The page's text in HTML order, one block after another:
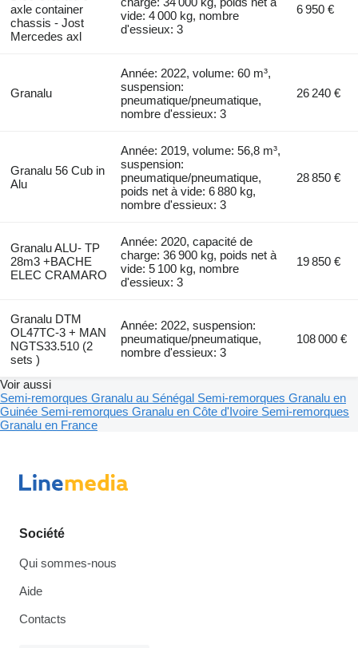
axle container
chassis - Jost
Mercedes axl
vide: 4 000 kg, nombre
d'essieux: 3
6 950 €
Granalu
Année: 2022, volume: 60 m³,
suspension:
pneumatique/pneumatique,
nombre d'essieux: 3
26 240 €
Granalu 56 Cub in
Alu
Année: 2019, volume: 56,8 m³,
suspension:
pneumatique/pneumatique,
poids net à vide: 6 880 kg,
nombre d'essieux: 3
28 850 €
Granalu ALU- TP
28m3 +BACHE
ELEC CRAMARO
Année: 2020, capacité de
charge: 36 900 kg, poids net à
vide: 5 100 kg, nombre
d'essieux: 3
19 850 €
Granalu DTM
OL47TC-3 + MAN
NGTS33.510 (2
sets )
Année: 2022, suspension:
pneumatique/pneumatique,
nombre d'essieux: 3
108 000 €
Voir aussi
Semi-remorques Granalu au Sénégal Semi-remorques Granalu en
Guinée Semi-remorques Granalu en Côte d'Ivoire Semi-remorques
Granalu en France
Société
Qui sommes-nous
Aide
Contacts